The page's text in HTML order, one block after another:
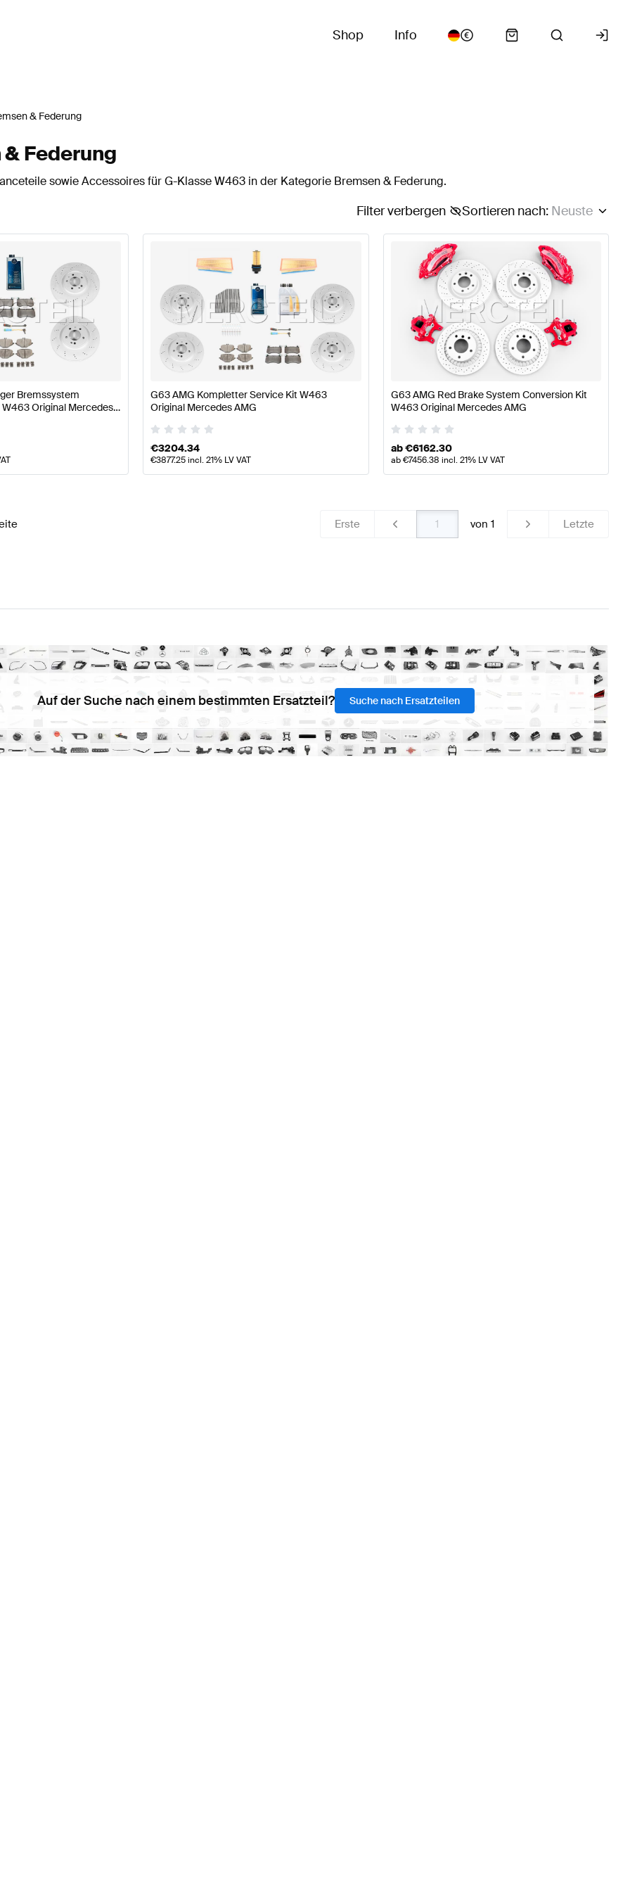
Shop Info
& Federung
Federung
sowie Accessoires für G-Klasse W463 in der Kategorie Bremsen & Federung.
Sortieren nach: Neuste
Filter verbergen
Modellpflege Bremsen & FederungAMG A-Klasse W177 Bremsen & FederungAMG A-Klasse W176
G-Klasse W463 Bremsen & Federung Mercedes-Benz G-Klasse W463 Bremsen & Federung
Bremssystem
Original Mercedes
G63 AMG Kompletter Service Kit W463
Original Mercedes AMG
€3204.34
€3877.25incl. 21% LV VAT
G63 AMG Red Brake System Conversion Kit
W463 Original Mercedes AMG
ab€6162.30
ab€7456.38 incl. 21% LV VAT
Erste von 1 Letzte
Auf der Suche nach einem bestimmten Ersatzteil? Suche nach Ersatzteilen